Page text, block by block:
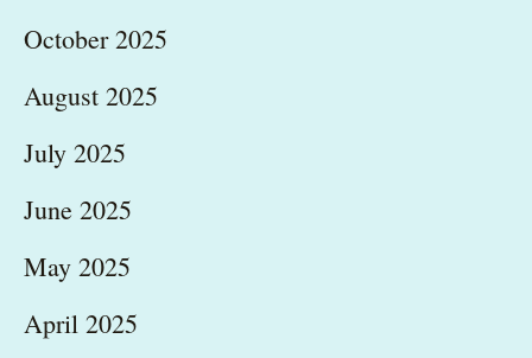
October 2025
August 2025
July 2025
June 2025
May 2025
April 2025